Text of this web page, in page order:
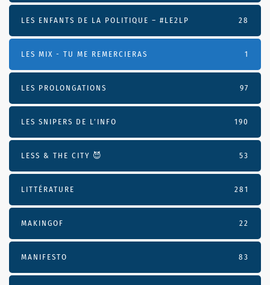
LES ENFANTS DE LA POLITIQUE – #LE2LP 28
LES MIX - TU ME REMERCIERAS 1
LES PROLONGATIONS 97
LES SNIPERS DE L’INFO 190
LESS & THE CITY 😈 53
LITTÉRATURE 281
MAKINGOF 22
MANIFESTO 83